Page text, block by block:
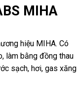
MIHA
hiệu MIHA. Có
làm bằng đồng thau
sạch, hơi, gas xăng